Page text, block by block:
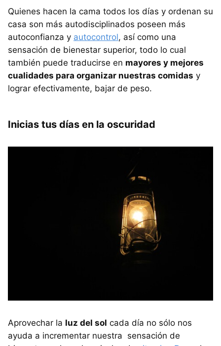
Quienes hacen la cama todos los días y ordenan su
casa son más autodisciplinados poseen más
autoconfianza y autocontrol, así como una
sensación de bienestar superior, todo lo cual
también puede traducirse en mayores y mejores
cualidades para organizar nuestras comidas y
lograr efectivamente, bajar de peso.
Inicias tus días en la oscuridad
Aprovechar la luz del sol cada día no sólo nos
ayuda a incrementar nuestra sensación de